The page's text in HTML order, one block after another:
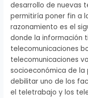
desarrollo de nuevas
permitiría poner fin a
razonamiento es el
donde la información
telecomunicaciones
telecomunicaciones
socioeconómica de
debilitar uno de los
el teletrabajo y los